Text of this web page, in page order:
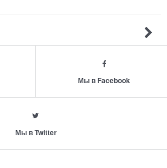
Мы в Facebook
Мы в Twitter